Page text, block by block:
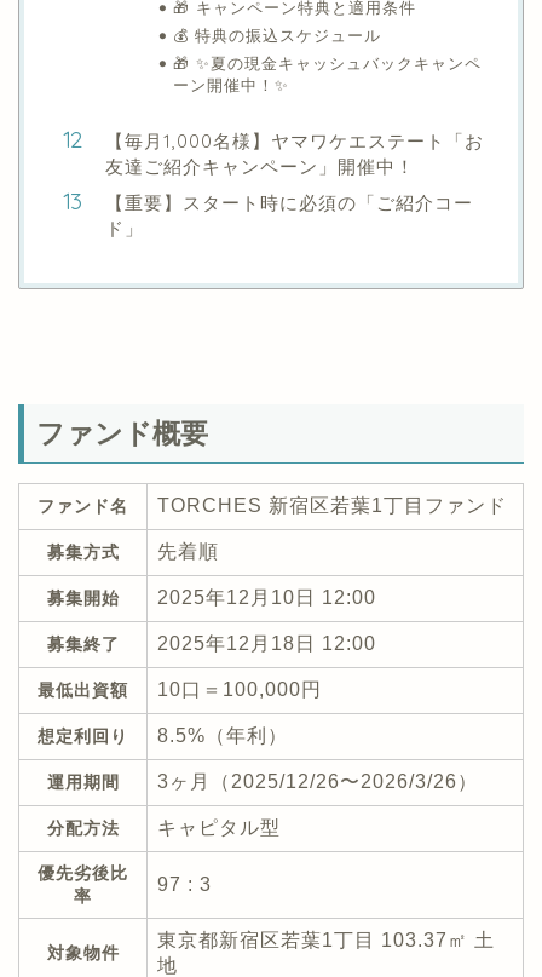
🎁 キャンペーン特典と適用条件
💰 特典の振込スケジュール
🎁 ✨夏の現金キャッシュバックキャンペ
ーン開催中！✨
【毎月1,000名様】ヤマワケエステート「お
友達ご紹介キャンペーン」開催中！
【重要】スタート時に必須の「ご紹介コー
ド」
ファンド概要
ファンド名 TORCHES 新宿区若葉1丁目ファンド
募集方式 先着順
募集開始 2025年12月10日 12:00
募集終了 2025年12月18日 12:00
最低出資額 10口＝100,000円
想定利回り 8.5%（年利）
運用期間 3ヶ月（2025/12/26〜2026/3/26）
分配方法 キャピタル型
優先劣後比
率
97 : 3
対象物件
東京都新宿区若葉1丁目 103.37㎡ 土
地